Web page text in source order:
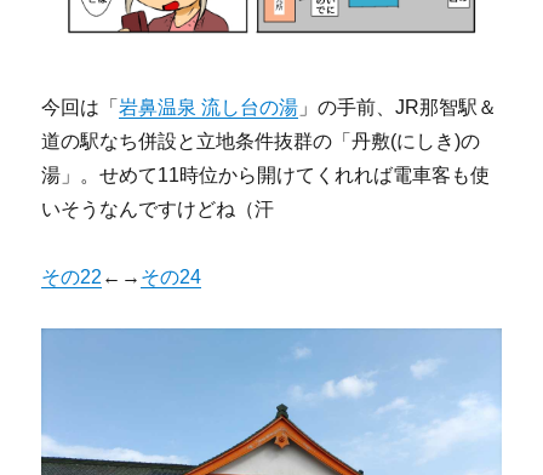
今回は「岩鼻温泉 流し台の湯 」の手前、JR那智駅＆
道の駅なち併設と立地条件抜群の「丹敷(にしき)の
湯」。せめて11時位から開けてくれれば電車客も使
いそうなんですけどね（汗
その22 ←→ その24